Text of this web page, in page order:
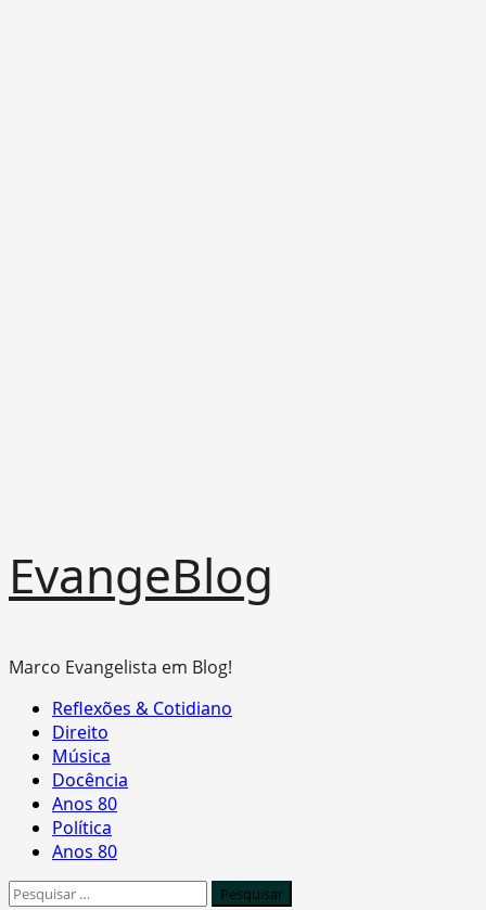
to
content
EvangeBlog
Marco Evangelista em Blog!
Primary
Menu
Reflexões & Cotidiano
Direito
Música
Docência
Anos 80
Política
Anos 80
Pesquisar